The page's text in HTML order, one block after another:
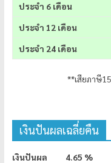
ประจำ 6 เดือน
ประจำ 12 เดือน
ประจำ 24 เดือน
**เสียภาษี
เงินปันผลเฉลี่ยคืน
เงินปันผล 4.65 %